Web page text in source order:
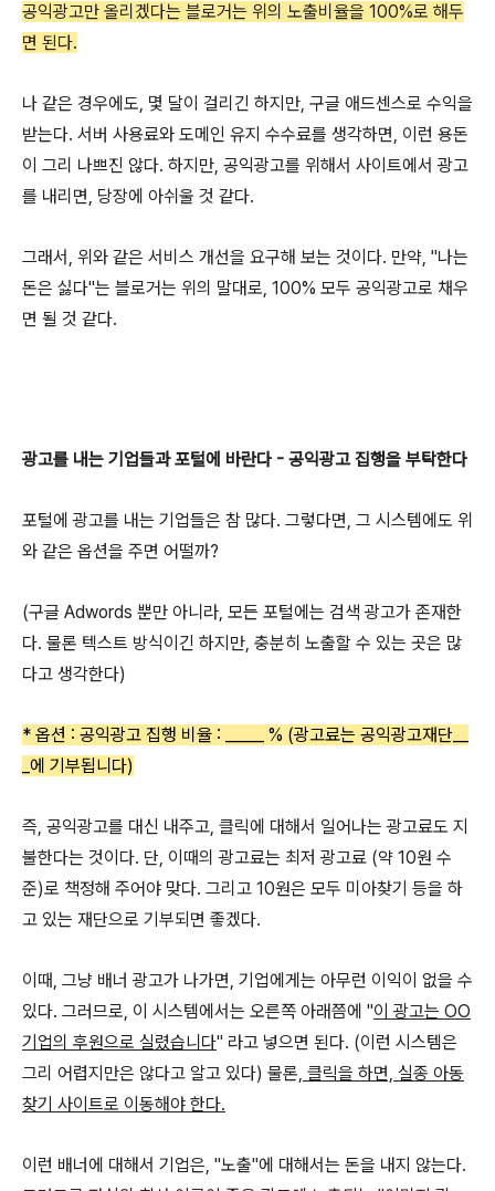
공익광고만 올리겠다는 블로거는 위의 노출비율을 100%로 해두
면 된다.
나 같은 경우에도, 몇 달이 걸리긴 하지만, 구글 애드센스로 수익을
받는다. 서버 사용료와 도메인 유지 수수료를 생각하면, 이런 용돈
이 그리 나쁘진 않다. 하지만, 공익광고를 위해서 사이트에서 광고
를 내리면, 당장에 아쉬울 것 같다.
그래서, 위와 같은 서비스 개선을 요구해 보는 것이다. 만약, "나는
돈은 싫다"는 블로거는 위의 말대로, 100% 모두 공익광고로 채우
면 될 것 같다.
광고를 내는 기업들과 포털에 바란다 - 공익광고 집행을 부탁한다
포털에 광고를 내는 기업들은 참 많다. 그렇다면, 그 시스템에도 위
와 같은 옵션을 주면 어떨까?
(구글 Adwords 뿐만 아니라, 모든 포털에는 검색 광고가 존재한
다. 물론 텍스트 방식이긴 하지만, 충분히 노출할 수 있는 곳은 많
다고 생각한다)
* 옵션 : 공익광고 집행 비율 : _____ % (광고료는 공익광고재단__
_에 기부됩니다)
즉, 공익광고를 대신 내주고, 클릭에 대해서 일어나는 광고료도 지
불한다는 것이다. 단, 이때의 광고료는 최저 광고료 (약 10원 수
준)로 책정해 주어야 맞다. 그리고 10원은 모두 미아찾기 등을 하
고 있는 재단으로 기부되면 좋겠다.
이때, 그냥 배너 광고가 나가면, 기업에게는 아무런 이익이 없을 수
있다. 그러므로, 이 시스템에서는 오른쪽 아래쯤에 "이 광고는 OO
기업의 후원으로 실렸습니다" 라고 넣으면 된다. (이런 시스템은
그리 어렵지만은 않다고 알고 있다) 물론, 클릭을 하면, 실종 아동
찾기 사이트로 이동해야 한다.
이런 배너에 대해서 기업은, "노출"에 대해서는 돈을 내지 않는다.